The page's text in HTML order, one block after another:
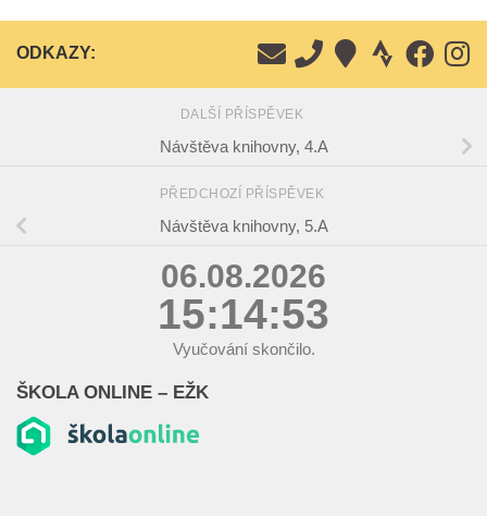
ODKAZY:
DALŠÍ PŘÍSPĚVEK
Návštěva knihovny, 4.A
PŘEDCHOZÍ PŘÍSPĚVEK
Návštěva knihovny, 5.A
06.08.2026
15:14:53
Vyučování skončilo.
ŠKOLA ONLINE – EŽK